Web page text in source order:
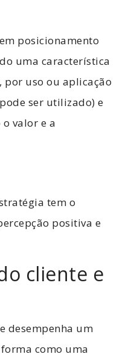
posicionamento
uma característica
uso ou aplicação
ser utilizado) e
valor e a
tem o
positiva e
cliente e
desempenha um
como uma